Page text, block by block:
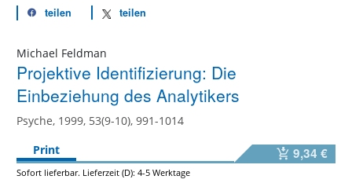
teilen teilen
Michael Feldman
Projektive Identifizierung: Die
Einbeziehung des Analytikers
Psyche, 1999, 53(9-10), 991-1014
Print
9,34 €
Sofort lieferbar. Lieferzeit (D): 4-5 Werktage